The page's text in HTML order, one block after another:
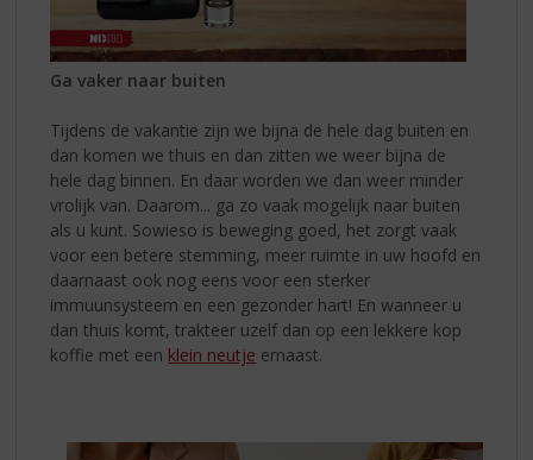
Ga vaker naar buiten
Tijdens de vakantie zijn we bijna de hele dag buiten en
dan komen we thuis en dan zitten we weer bijna de
hele dag binnen. En daar worden we dan weer minder
vrolijk van. Daarom... ga zo vaak mogelijk naar buiten
als u kunt. Sowieso is beweging goed, het zorgt vaak
voor een betere stemming, meer ruimte in uw hoofd en
daarnaast ook nog eens voor een sterker
immuunsysteem en een gezonder hart! En wanneer u
dan thuis komt, trakteer uzelf dan op een lekkere kop
koffie met een klein neutje ernaast.